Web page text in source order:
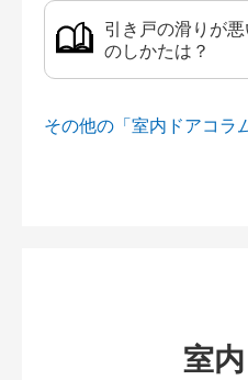
引き戸の滑りが
のしかたは？
その他の「室内ドアコラ
室